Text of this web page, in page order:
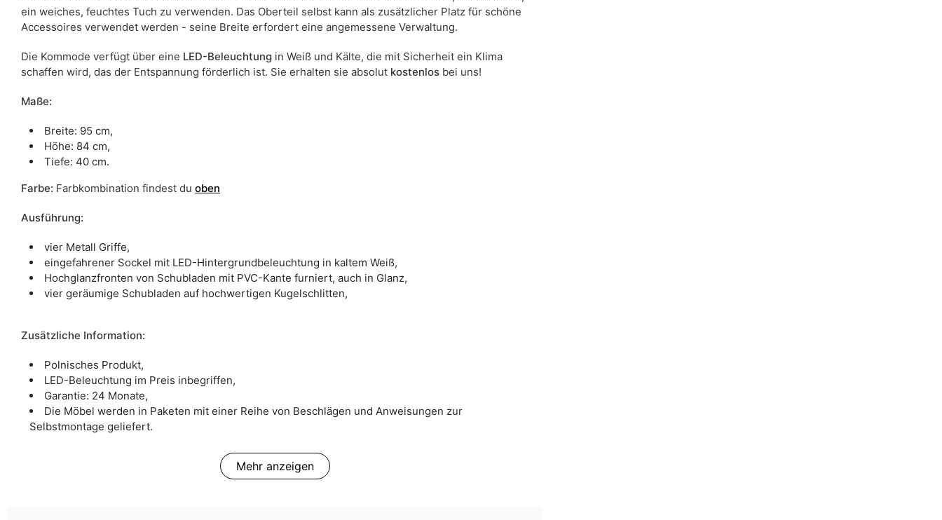
ein weiches, feuchtes Tuch zu verwenden. Das Oberteil selbst kann als zusätzlicher Platz für schöne
Accessoires verwendet werden - seine Breite erfordert eine angemessene Verwaltung.
Die Kommode verfügt über eine LED-Beleuchtung in Weiß und Kälte, die mit Sicherheit ein Klima
schaffen wird, das der Entspannung förderlich ist. Sie erhalten sie absolut kostenlos bei uns!
Maße:
Breite: 95 cm,
Höhe: 84 cm,
Tiefe: 40 cm.
Farbe: Farbkombination findest du oben
Ausführung:
vier Metall Griffe,
eingefahrener Sockel mit LED-Hintergrundbeleuchtung in kaltem Weiß,
Hochglanzfronten von Schubladen mit PVC-Kante furniert, auch in Glanz,
vier geräumige Schubladen auf hochwertigen Kugelschlitten,
Zusätzliche Information:
Polnisches Produkt,
LED-Beleuchtung im Preis inbegriffen,
Garantie: 24 Monate,
Die Möbel werden in Paketen mit einer Reihe von Beschlägen und Anweisungen zur
Selbstmontage geliefert.
Mehr anzeigen